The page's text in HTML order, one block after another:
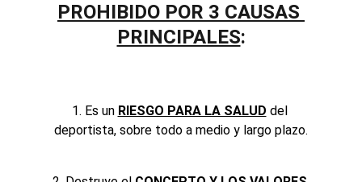
PROHIBIDO POR 3 CAUSAS
PRINCIPALES:
1. Es un RIESGO PARA LA SALUD del
deportista, sobre todo a medio y largo plazo.